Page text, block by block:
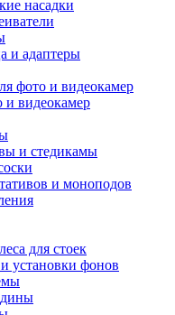
насадки
и адаптеры
фото и видеокамер
видеокамер
и стедикамы
и моноподов
для стоек
установки фонов